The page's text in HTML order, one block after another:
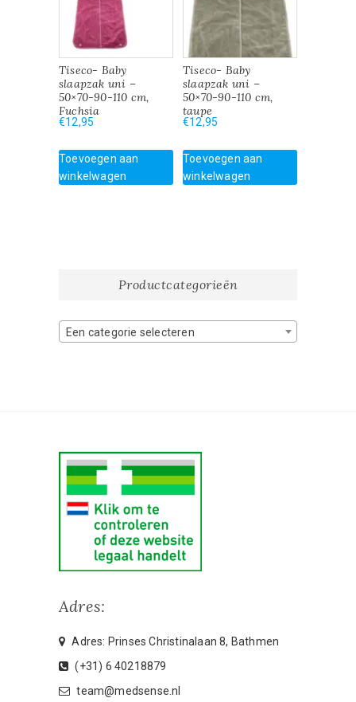
Tiseco- Baby
slaapzak uni –
50×70-90-110 cm,
Fuchsia
€12,95
Toevoegen aan
winkelwagen
Tiseco- Baby
slaapzak uni –
50×70-90-110 cm,
taupe
€12,95
Toevoegen aan
winkelwagen
Productcategorieën
Een categorie selecteren
Adres:
Adres: Prinses Christinalaan 8, Bathmen
(+31) 6 40218879
team@medsense.nl